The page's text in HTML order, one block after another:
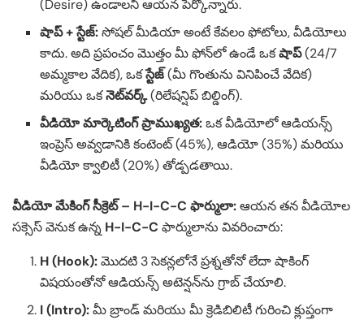
(Desire) ఉండాలని ఆయన పేర్కొన్నారు.
షాప్ + స్టేజ్:సోషల్ మీడియా అంటే కేవలం ఫోటోలు, వీడియోలు
కాదు. అది ప్రపంచం మొత్తం మీ ఫోన్‌లో ఉండే ఒకషాప్(24/7
అమ్మకాల వేదిక), ఒకస్టేజ్(మీ గొంతును వినిపించే వేదిక)
మరియు ఒకనెట్‌వర్క్(రిలేషన్షిప్ బిల్డింగ్).
వీడియో మార్కెటింగ్ ప్రాముఖ్యత:ఒక వీడియోలో ఆడియన్స్
ఇంప్రెస్ అవ్వడానికి కంటెంట్ (45%), ఆడియో (35%) మరియు
వీడియో క్వాలిటీ (20%) తోడ్పడతాయి.
వీడియో మేకింగ్ సీక్రెట్ – H-I-C-C ఫార్ములా:ఆయన తన వీడియోల
సక్సెస్ వెనుక ఉన్న H-I-C-C ఫార్ములాను వివరించారు:
H (Hook):మొదటి 3 సెకన్లలోనే ప్రశ్నతోనో లేదా షాకింగ్
విషయంతోనో ఆడియన్స్ అటెన్షన్‌ను గ్రాబ్ చేయాలి.
I (Intro):మీ బ్రాండ్ మరియు మీ క్రెడిబిలిటీ గురించి క్లుప్తంగా